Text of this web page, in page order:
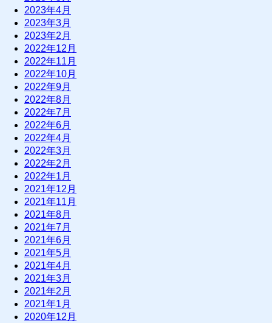
2023年4月
2023年3月
2023年2月
2022年12月
2022年11月
2022年10月
2022年9月
2022年8月
2022年7月
2022年6月
2022年4月
2022年3月
2022年2月
2022年1月
2021年12月
2021年11月
2021年8月
2021年7月
2021年6月
2021年5月
2021年4月
2021年3月
2021年2月
2021年1月
2020年12月